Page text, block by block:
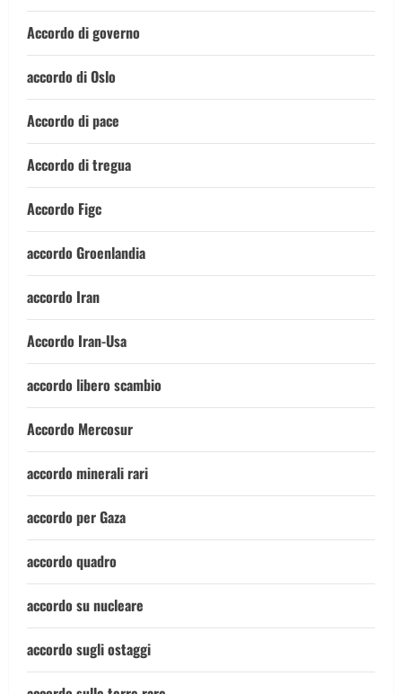
Accordo di governo
accordo di Oslo
Accordo di pace
Accordo di tregua
Accordo Figc
accordo Groenlandia
accordo Iran
Accordo Iran-Usa
accordo libero scambio
Accordo Mercosur
accordo minerali rari
accordo per Gaza
accordo quadro
accordo su nucleare
accordo sugli ostaggi